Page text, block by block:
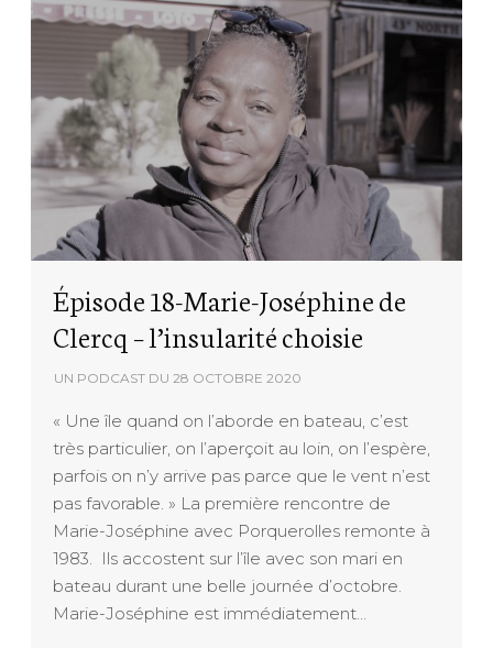
Épisode 18-Marie-Joséphine de
Clercq – l’insularité choisie
UN PODCAST DU28 OCTOBRE 2020
« Une île quand on l’aborde en bateau, c’est
très particulier, on l’aperçoit au loin, on l’espère,
parfois on n’y arrive pas parce que le vent n’est
pas favorable. » La première rencontre de
Marie-Joséphine avec Porquerolles remonte à
1983. Ils accostent sur l’île avec son mari en
bateau durant une belle journée d’octobre.
Marie-Joséphine est immédiatement…